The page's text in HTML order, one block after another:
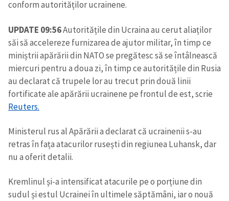
conform autorităților ucrainene.
UPDATE 09:56Autoritățile din Ucraina au cerut aliaților
săi să accelereze furnizarea de ajutor militar, în timp ce
miniștrii apărării din NATO se pregătesc să se întâlnească
miercuri pentru a doua zi, în timp ce autoritățile din Rusia
au declarat că trupele lor au trecut prin două linii
fortificate ale apărării ucrainene pe frontul de est, scrie
Reuters.
Ministerul rus al Apărării a declarat că ucrainenii s-au
retras în fața atacurilor rusești din regiunea Luhansk, dar
nu a oferit detalii.
Kremlinul și-a intensificat atacurile pe o porțiune din
sudul și estul Ucrainei în ultimele săptămâni, iar o nouă
Sursă anonimă
Nume + Numele meu
Email+ Emailul meu
Am citit și sunt de
acord cu